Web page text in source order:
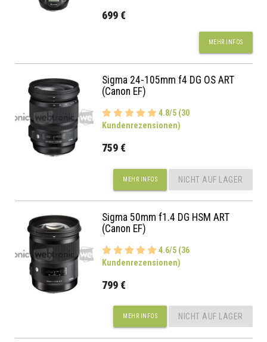
699 €
MEHR INFOS
Sigma 24-105mm f4 DG OS ART
(Canon EF)
4.8/5 (30
Kundenrezensionen)
759 €
MEHR INFOS NICHT AUF LAGER
Sigma 50mm f1.4 DG HSM ART
(Canon EF)
4.6/5 (36
Kundenrezensionen)
799 €
MEHR INFOS NICHT AUF LAGER